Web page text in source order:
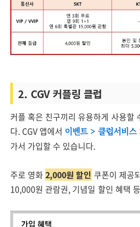
2. CGV 커플링 클럽
커플 혹은 친구끼리 유용하게 사용할
다. CGV 앱에서 이벤트 > 클럽서비스
가서 가입할 수 있습니다.
주로 영화 2,000원 할인 쿠폰이 제공
10,000원 관람권, 기념일 할인 혜택